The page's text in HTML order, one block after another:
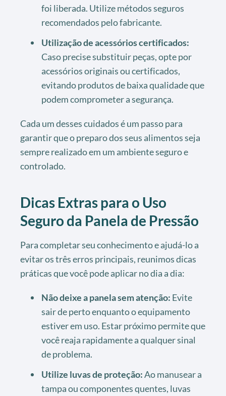
foi liberada. Utilize métodos seguros
recomendados pelo fabricante.
Utilização de acessórios certificados:
Caso precise substituir peças, opte por
acessórios originais ou certificados,
evitando produtos de baixa qualidade que
podem comprometer a segurança.
Cada um desses cuidados é um passo para
garantir que o preparo dos seus alimentos seja
sempre realizado em um ambiente seguro e
controlado.
Dicas Extras para o Uso
Seguro da Panela de Pressão
Para completar seu conhecimento e ajudá-lo a
evitar os três erros principais, reunimos dicas
práticas que você pode aplicar no dia a dia:
Não deixe a panela sem atenção: Evite
sair de perto enquanto o equipamento
estiver em uso. Estar próximo permite que
você reaja rapidamente a qualquer sinal
de problema.
Utilize luvas de proteção:Ao manusear a
tampa ou componentes quentes, luvas